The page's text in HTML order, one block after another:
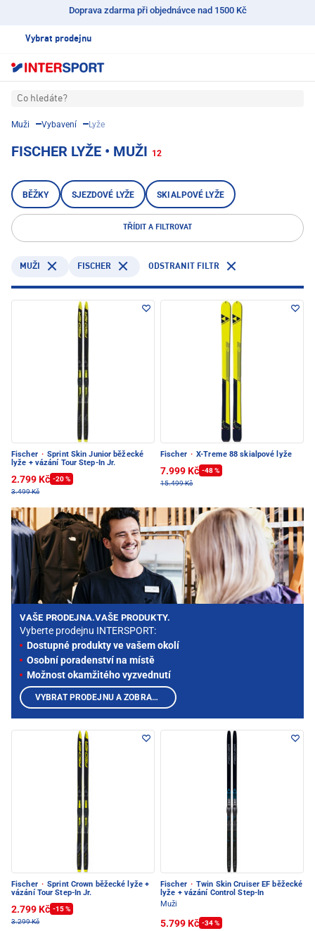
Doprava zdarma při objednávce nad 1500 Kč
Vybrat prodejnu
Co hledáte?
Muži Vybavení Lyže
FISCHER LYŽE • MUŽI 12
BĚŽKY SJEZDOVÉ LYŽE SKIALPOVÉ LYŽE
TŘÍDIT A FILTROVAT
MUŽI FISCHER ODSTRANIT FILTR
Fischer · Sprint Skin Junior běžecké
lyže + vázání Tour Step-In Jr.
2.799 Kč -20 %
3.499 Kč
Fischer · X-Treme 88 skialpové lyže
7.999 Kč -48 %
15.499 Kč
Fischer · Sprint Crown běžecké lyže +
vázání Tour Step-In Jr.
2.799 Kč -15 %
3.299 Kč
Fischer · Twin Skin Cruiser EF běžecké
lyže + vázání Control Step-In
Muži
5.799 Kč -34 %
VAŠE PRODEJNA.VAŠE PRODUKTY.
Vyberte prodejnu INTERSPORT:
Dostupné produkty ve vašem okolí
Osobní poradenství na místě
Možnost okamžitého vyzvednutí
VYBRAT PRODEJNU A ZOBRAZIT PRODUKTY